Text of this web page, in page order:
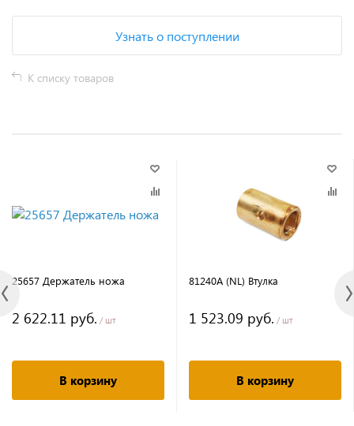
Узнать о поступлении
К списку товаров
25657 Держатель ножа
2 622.11 руб. / шт
В корзину
81240A (NL) Втулка
1 523.09 руб. / шт
В корзину